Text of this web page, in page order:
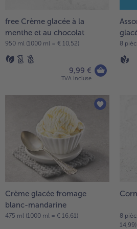
- 5 € à l’achat de 7
free Crème glacée à la
menthe et au chocolat
950 ml (1000 ml = € 10,52)
9,99 €
TVA incluse
8
Crème glacée fromage
blanc-mandarine
475 ml (1000 ml = € 16,61)
8
14,99)